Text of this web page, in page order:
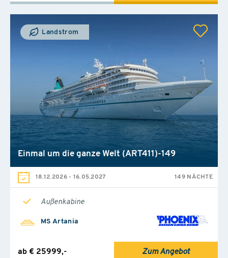
Landstrom
Einmal um die ganze Welt (ART411)-149
18.12.2026- 16.05.2027 149 NÄCHTE
Außenkabine
MS Artania
ab € 25999,- Zum Angebot